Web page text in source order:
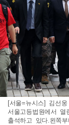
[서울=뉴시스] 김선
서울고등법원에서
출석하고 있다.왼쪽